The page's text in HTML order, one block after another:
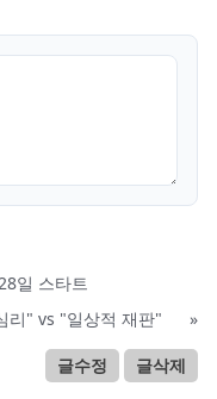
일 스타트
리" vs "일상적 재판"
»
글수정 글삭제